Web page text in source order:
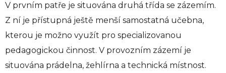
V prvním patře je situována druhá třída se zázemím.
Z ní je přístupná ještě menší samostatná učebna,
kterou je možno využít pro specializovanou
pedagogickou činnost. V provozním zázemí je
situována prádelna, žehlírna a technická místnost.